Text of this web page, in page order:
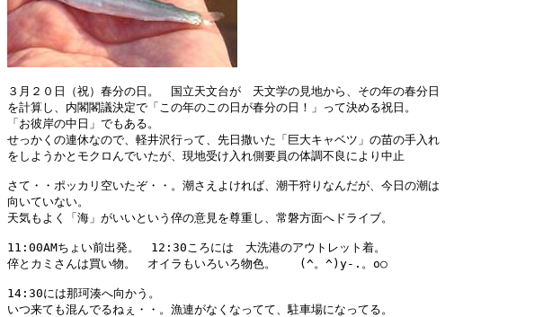
３月２０日（祝）春分の日。　国立天文台が　天文学の見地から、その年の春分日
を計算し、内閣閣議決定で「この年のこの日が春分の日！」って決める祝日。
「お彼岸の中日」でもある。
せっかくの連休なので、軽井沢行って、先日撒いた「巨大キャベツ」の苗の手入れ
をしようかとモクロんでいたが、現地受け入れ側要員の体調不良により中止
さて・・ポッカリ空いたぞ・・。潮さえよければ、潮干狩りなんだが、今日の潮は
向いていない。
天気もよく「海」がいいという倅の意見を尊重し、常磐方面へドライブ。
11:00AMちょい前出発。　12:30ころには　大洗港のアウトレット着。
倅とカミさんは買い物。　オイラもいろいろ物色。　　(^。^)y-.。o○
14:30には那珂湊へ向かう。
いつ来ても混んでるねぇ・・。漁連がなくなってて、駐車場になってる。